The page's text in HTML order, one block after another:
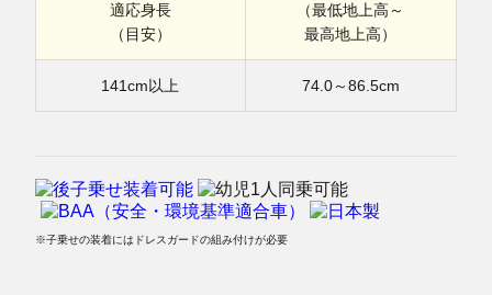
適応身長
（目安）
（最低地上高～
最高地上高）
141cm以上 74.0～86.5cm
※子乗せの装着にはドレスガードの組み付けが必要